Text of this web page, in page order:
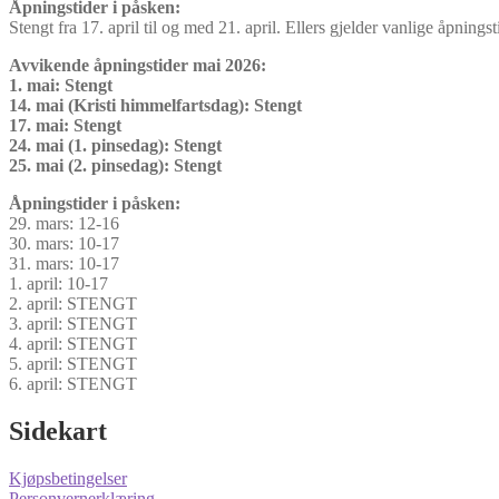
Åpningstider i påsken:
Stengt fra 17. april til og med 21. april. Ellers gjelder vanlige
Avvikende åpningstider mai 2026:
1. mai: Stengt
14. mai (Kristi himmelfartsdag): Stengt
17. mai: Stengt
24. mai (1. pinsedag): Stengt
25. mai (2. pinsedag): Stengt
Åpningstider i påsken:
29. mars: 12-16
30. mars: 10-17
31. mars: 10-17
1. april: 10-17
2. april: STENGT
3. april: STENGT
4. april: STENGT
5. april: STENGT
6. april: STENGT
Sidekart
Kjøpsbetingelser